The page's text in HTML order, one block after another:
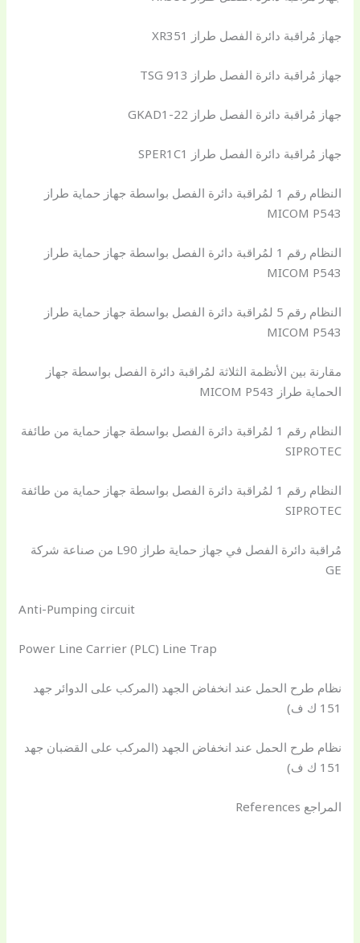
جهاز مُراقبة دائرة الفصل طراز XR351
جهاز مُراقبة دائرة الفصل طراز TSG 913
جهاز مُراقبة دائرة الفصل طراز GKAD1-22
جهاز مُراقبة دائرة الفصل طراز SPER1C1
النظام رقم 1 لمُراقبة دائرة الفصل بواسطة جهاز حماية طراز
MICOM P543
النظام رقم 1 لمُراقبة دائرة الفصل بواسطة جهاز حماية طراز
MICOM P543
النظام رقم 5 لمُراقبة دائرة الفصل بواسطة جهاز حماية طراز
MICOM P543
مقارنة بين الأنظمة الثلاثة لمُراقبة دائرة الفصل بواسطة جهاز
الحماية طراز MICOM P543
النظام رقم 1 لمُراقبة دائرة الفصل بواسطة جهاز حماية من طائفة
SIPROTEC
النظام رقم 1 لمُراقبة دائرة الفصل بواسطة جهاز حماية من طائفة
SIPROTEC
مُراقبة دائرة الفصل في جهاز حماية طراز L90 من صناعة شركة
GE
Anti-Pumping circuit
Power Line Carrier (PLC) Line Trap
نظام طرح الحمل عند انخفاض الجهد (المركب على الدوائر جهد
151 ك ف)
نظام طرح الحمل عند انخفاض الجهد (المركب على القضبان جهد
151 ك ف)
المراجع References